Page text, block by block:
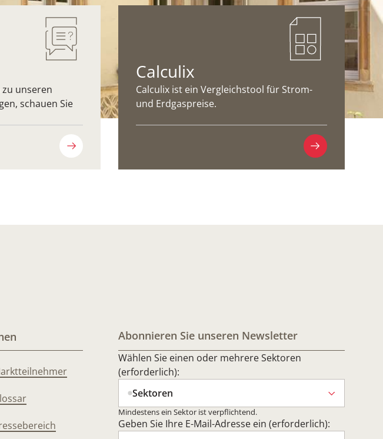
unseren
schauen Sie
Calculix
Calculix ist ein Vergleichstool für Strom-
und Erdgaspreise.
Abonnieren Sie unseren Newsletter
Wählen Sie einen oder mehrere Sektoren
(erforderlich):
Sektoren
Mindestens ein Sektor ist verpflichtend.
Geben Sie Ihre E-Mail-Adresse ein (erforderlich):